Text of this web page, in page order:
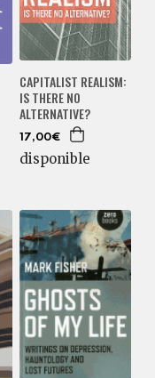
CAPITALIST REALISM:
IS THERE NO
ALTERNATIVE?
17,00€
disponible